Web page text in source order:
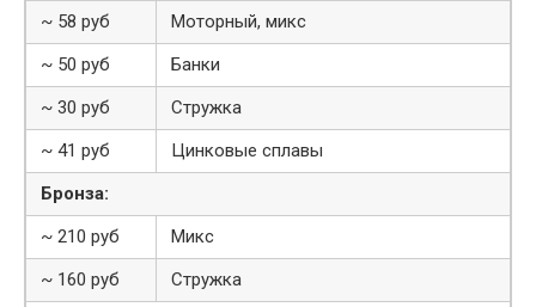
~ 58 руб
Моторный, микс
~ 50 руб
Банки
~ 30 руб
Стружка
~ 41 руб
Цинковые сплавы
Бронза:
~ 210 руб
Микс
~ 160 руб
Стружка